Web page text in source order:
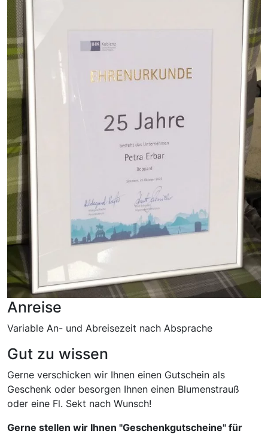
Anreise
Variable An- und Abreisezeit nach Absprache
Gut zu wissen
Gerne verschicken wir Ihnen einen Gutschein als
Geschenk oder besorgen Ihnen einen Blumenstrauß
oder eine Fl. Sekt nach Wunsch!
Gerne stellen wir Ihnen "Geschenkgutscheine" für